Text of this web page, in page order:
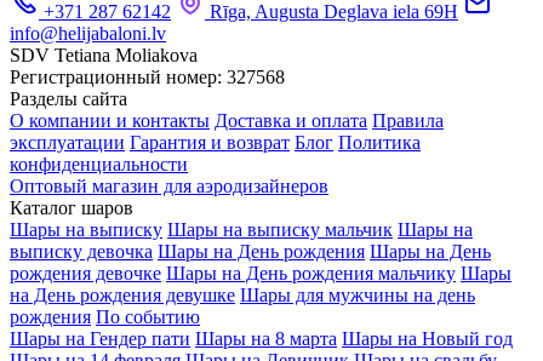
+371 287 62142
Rīga, Augusta Deglava iela 69H
info@helijabaloni.lv
SDV Tetiana Moliakova
Регистрационный номер: 327568
Разделы сайта
О компании и контакты Доставка и оплата Правила
эксплуатации Гарантия и возврат Блог Политика
конфиденциальности
Оптовый магазин для аэродизайнеров
Каталог шаров
Шары на выписку Шары на выписку мальчик Шары на
выписку девочка Шары на День рождения Шары на День
рождения девочке Шары на День рождения мальчику Шары
на День рождения девушке Шары для мужчины на день
рождения По событию
Шары на Гендер пати Шары на 8 марта Шары на Новый год